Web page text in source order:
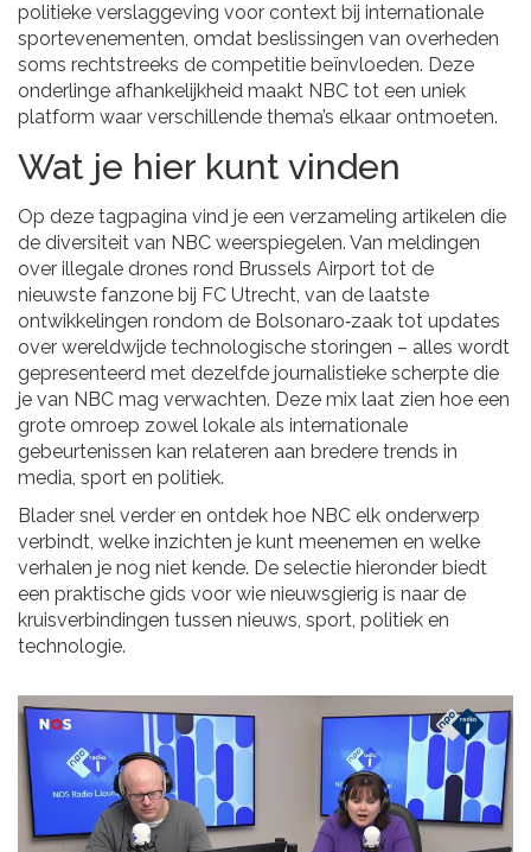
politieke verslaggeving voor context bij internationale
sportevenementen, omdat beslissingen van overheden
soms rechtstreeks de competitie beïnvloeden. Deze
onderlinge afhankelijkheid maakt NBC tot een uniek
platform waar verschillende thema’s elkaar ontmoeten.
Wat je hier kunt vinden
Op deze tagpagina vind je een verzameling artikelen die
de diversiteit van NBC weerspiegelen. Van meldingen
over illegale drones rond Brussels Airport tot de
nieuwste fanzone bij FC Utrecht, van de laatste
ontwikkelingen rondom de Bolsonaro‑zaak tot updates
over wereldwijde technologische storingen – alles wordt
gepresenteerd met dezelfde journalistieke scherpte die
je van NBC mag verwachten. Deze mix laat zien hoe een
grote omroep zowel lokale als internationale
gebeurtenissen kan relateren aan bredere trends in
media, sport en politiek.
Blader snel verder en ontdek hoe NBC elk onderwerp
verbindt, welke inzichten je kunt meenemen en welke
verhalen je nog niet kende. De selectie hieronder biedt
een praktische gids voor wie nieuwsgierig is naar de
kruisverbindingen tussen nieuws, sport, politiek en
technologie.